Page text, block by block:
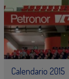
Calendario 2015